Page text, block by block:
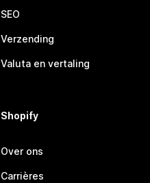
SEO
Verzending
Valuta en vertaling
Shopify
Over ons
Carrières